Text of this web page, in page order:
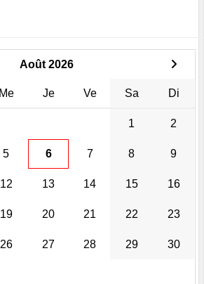
Août 2026
Me Je Ve Sa Di
1 2
5 6 7 8 9
12 13 14 15 16
19 20 21 22 23
26 27 28 29 30